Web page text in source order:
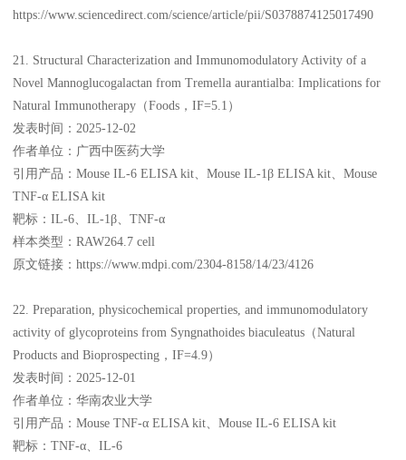
https://www.sciencedirect.com/science/article/pii/S0378874125017490
21. Structural Characterization and Immunomodulatory Activity of a
Novel Mannoglucogalactan from Tremella aurantialba: Implications for
Natural Immunotherapy（Foods，IF=5.1）
发表时间：2025-12-02
作者单位：广西中医药大学
引用产品：Mouse IL-6 ELISA kit、Mouse IL-1β ELISA kit、Mouse
TNF-α ELISA kit
靶标：IL-6、IL-1β、TNF-α
样本类型：RAW264.7 cell
原文链接：https://www.mdpi.com/2304-8158/14/23/4126
22. Preparation, physicochemical properties, and immunomodulatory
activity of glycoproteins from Syngnathoides biaculeatus（Natural
Products and Bioprospecting，IF=4.9）
发表时间：2025-12-01
作者单位：华南农业大学
引用产品：Mouse TNF-α ELISA kit、Mouse IL-6 ELISA kit
靶标：TNF-α、IL-6